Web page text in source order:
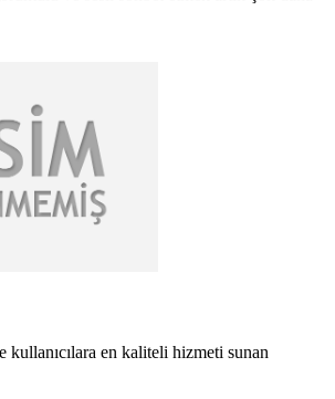
kullanıcılara en kaliteli hizmeti sunan